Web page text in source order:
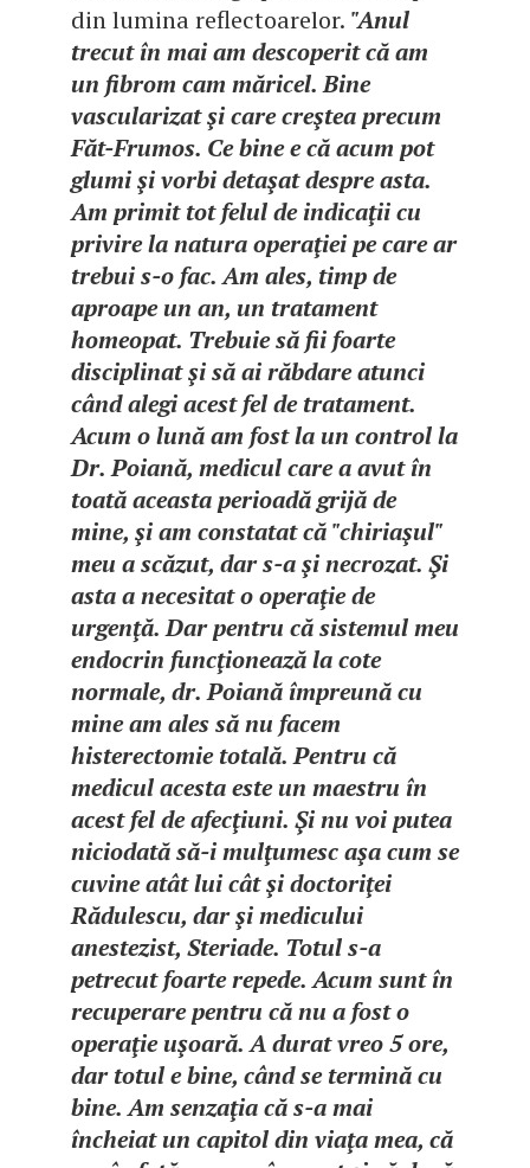
din lumina reflectoarelor. "Anul
trecut în mai am descoperit că am
un fibrom cam măricel. Bine
vascularizat şi care creştea precum
Făt-Frumos. Ce bine e că acum pot
glumi şi vorbi detaşat despre asta.
Am primit tot felul de indicaţii cu
privire la natura operaţiei pe care ar
trebui s-o fac. Am ales, timp de
aproape un an, un tratament
homeopat. Trebuie să fii foarte
disciplinat şi să ai răbdare atunci
când alegi acest fel de tratament.
Acum o lună am fost la un control la
Dr. Poiană, medicul care a avut în
toată aceasta perioadă grijă de
mine, şi am constatat că "chiriaşul"
meu a scăzut, dar s-a şi necrozat. Şi
asta a necesitat o operaţie de
urgenţă. Dar pentru că sistemul meu
endocrin funcţionează la cote
normale, dr. Poiană împreună cu
mine am ales să nu facem
histerectomie totală. Pentru că
medicul acesta este un maestru în
acest fel de afecţiuni. Şi nu voi putea
niciodată să-i mulţumesc aşa cum se
cuvine atât lui cât şi doctoriţei
Rădulescu, dar şi medicului
anestezist, Steriade. Totul s-a
petrecut foarte repede. Acum sunt în
recuperare pentru că nu a fost o
operaţie uşoară. A durat vreo 5 ore,
dar totul e bine, când se termină cu
bine. Am senzaţia că s-a mai
încheiat un capitol din viaţa mea, că